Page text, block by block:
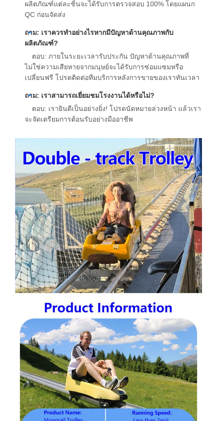
ผลิตภัณฑ์แต่ละชิ้นจะได้รับการตรวจสอบ 100% โดยแผนก
QC ก่อนจัดส่ง
ถาม: เราควรทำอย่างไรหากมีปัญหาด้านคุณภาพกับ
ผลิตภัณฑ์?
ตอบ: ภายในระยะเวลารับประกัน ปัญหาด้านคุณภาพที่
ไม่ใช่ความเสียหายจากมนุษย์จะได้รับการซ่อมแซมหรือ
เปลี่ยนฟรี โปรดติดต่อทีมบริการหลังการขายของเราทันเวลา
ถาม: เราสามารถเยี่ยมชมโรงงานได้หรือไม่?
ตอบ: เรายินดีเป็นอย่างยิ่ง! โปรดนัดหมายล่วงหน้า แล้วเรา
จะจัดเตรียมการต้อนรับอย่างมืออาชีพ